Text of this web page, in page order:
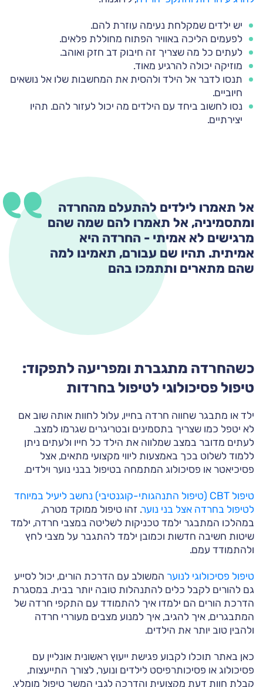
יש ילדים שמקלחת נעימה עוזרת להם.
לפעמים הליכה באוויר הפתוח מחוללת פלאים.
לעתים כל מה שצריך זה חיבוק דב חזק ואוהב.
מוזיקה יכולה להרגיע מאוד.
תנסו לדבר אל הילד ולהסית את המחשבות שלו אל נושאים
חיוביים.
נסו לחשוב ביחד עם הילדים מה יכול לעזור להם. תהיו
יצירתיים.
אל תאמרו לילדים להתעלם מהחרדה
ומתסמיניה, אל תאמרו להם שמה שהם
מרגישים לא אמיתי - החרדה היא
אמיתית. תהיו שם עבורם, תאמינו למה
שהם מתארים ותתמכו בהם
כשהחרדה מתגברת ומפריעה לתפקוד:
טיפול פסיכולוגי לטיפול בחרדות
ילד או מתבגר שחווה חרדה בחייו, עלול לחוות אותה שוב אם
לא יטפל כמו שצריך בתסמינים ובטריגרים שגרמו למצב.
לעתים מדובר במצב שמלווה את הילד כל חייו ולעתים ניתן
ללמוד לשלוט בכך באמצעות ליווי מקצועי מתאים, אצל
פסיכיאטר או פסיכולוג המתמחה בטיפול בבני נוער וילדים.
טיפול CBT (טיפול התנהגותי-קוגנטיבי) נחשב ליעיל במיוחד
לטיפול בחרדה אצל בני נוער. זהו טיפול ממוקד מטרה,
במהלכו המתבגר ילמד טכניקות לשליטה במצבי חרדה, ילמד
שיטות חשיבה חדשות וכמובן ילמד להתגבר על מצבי לחץ
ולהתמודד עמם.
טיפול פסיכולוגי לנוער המשולב עם הדרכת הורים, יכול לסייע
גם להורים לקבל כלים להתנהלות טובה יותר בבית. במסגרת
הדרכת הורים הם ילמדו איך להתמודד עם התקפי חרדה של
המתבגרים, איך להגיב, איך למנוע מצבים מעוררי חרדה
ולהבין טוב יותר את הילדים.
כאן באתר תוכלו לקבוע פגישת ייעוץ ראשונית אונליין עם
פסיכולוג או פסיכותרפיסט לילדים ונוער, לצורך התייעצות,
קבלת חוות דעת מקצועית והדרכה לגבי המשך טיפול מומלץ.